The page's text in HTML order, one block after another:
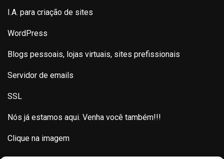
I.A. para criação de sites
WordPress
Blogs pessoais, lojas virtuais, sites prefissionais
Servidor de emails
SSL
Nós já estamos aqui. Venha você também!!!
Clique na imagem